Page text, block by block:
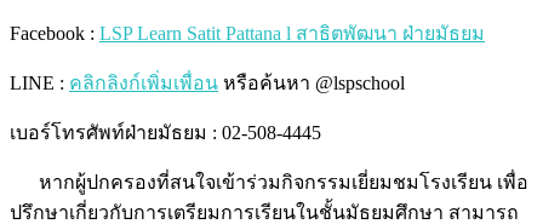
Facebook : LSP Learn Satit Pattana l สาธิตพัฒนา ฝ่ายมัธยม
LINE : คลิกลิงก์เพิ่มเพื่อน หรือค้นหา @lspschool
เบอร์โทรศัพท์ฝ่ายมัธยม : 02-508-4445
หากผู้ปกครองที่สนใจเข้าร่วมกิจกรรมเยี่ยมชมโรงเรียน เพื่อ
ปรึกษาเกี่ยวกับการเตรียมการเรียนในชั้นมัธยมศึกษา สามารถ